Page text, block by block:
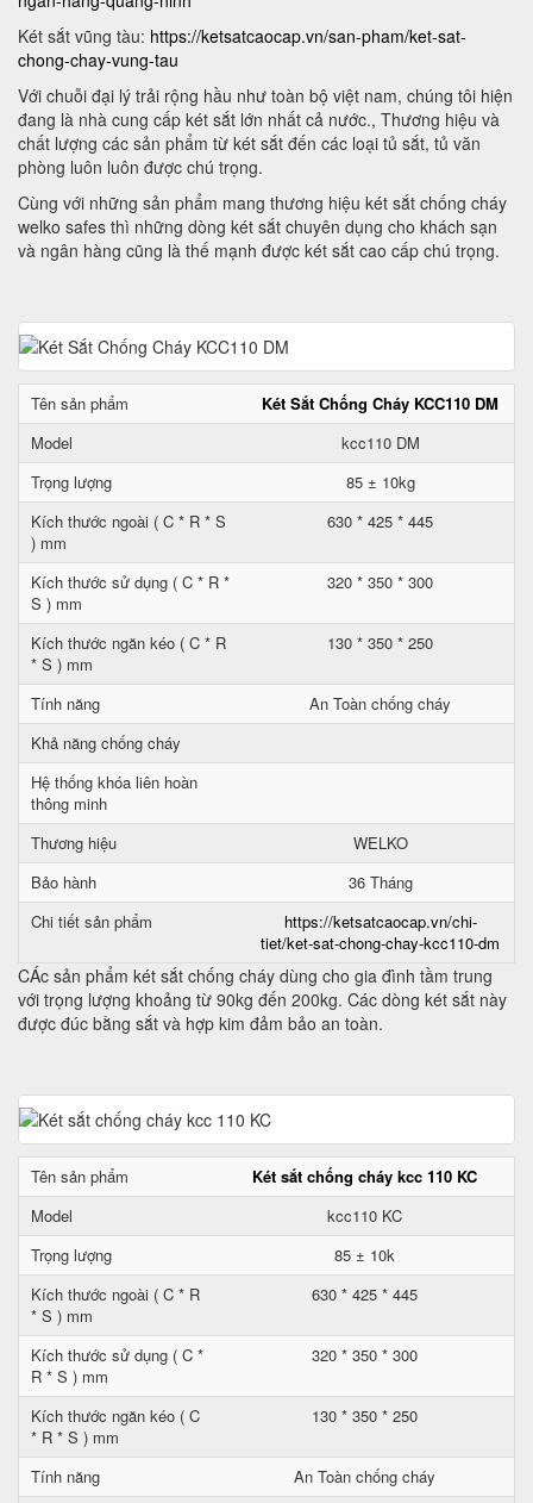
Két sắt vũng tàu: https://ketsatcaocap.vn/san-pham/ket-sat-
chong-chay-vung-tau
Với chuỗi đại lý trải rộng hầu như toàn bộ việt nam, chúng tôi hiện
đang là nhà cung cấp két sắt lớn nhất cả nước., Thương hiệu và
chất lượng các sản phẩm từ két sắt đến các loại tủ sắt, tủ văn
phòng luôn luôn được chú trọng.
Cùng với những sản phẩm mang thương hiệu két sắt chống cháy
welko safes thì những dòng két sắt chuyên dụng cho khách sạn
và ngân hàng cũng là thế mạnh được két sắt cao cấp chú trọng.
Tên sản phẩm
Két Sắt Chống Cháy KCC110 DM
Model
kcc110 DM
Trọng lượng
85 ± 10kg
Kích thước ngoài ( C * R * S
) mm
630 * 425 * 445
Kích thước sử dụng ( C * R *
S ) mm
320 * 350 * 300
Kích thước ngăn kéo ( C * R
* S ) mm
130 * 350 * 250
Tính năng
An Toàn chống cháy
Khả năng chống cháy
Hệ thống khóa liên hoàn
thông minh
Thương hiệu
WELKO
Bảo hành
36 Tháng
Chi tiết sản phẩm
https://ketsatcaocap.vn/chi-
tiet/ket-sat-chong-chay-kcc110-dm
CÁc sản phẩm két sắt chống cháy dùng cho gia đình tầm trung
với trọng lượng khoảng từ 90kg đến 200kg. Các dòng két sắt này
được đúc bằng sắt và hợp kim đảm bảo an toàn.
Tên sản phẩm
Két sắt chống cháy kcc 110 KC
Model
kcc110 KC
Trọng lượng
85 ± 10k
Kích thước ngoài ( C * R
* S ) mm
630 * 425 * 445
Kích thước sử dụng ( C *
R * S ) mm
320 * 350 * 300
Kích thước ngăn kéo ( C
* R * S ) mm
130 * 350 * 250
Tính năng
An Toàn chống cháy